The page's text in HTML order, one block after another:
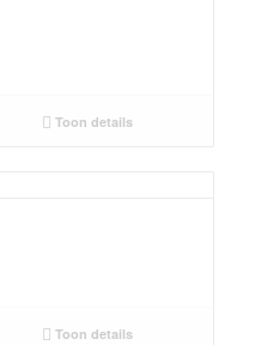
Toon details
Toon details